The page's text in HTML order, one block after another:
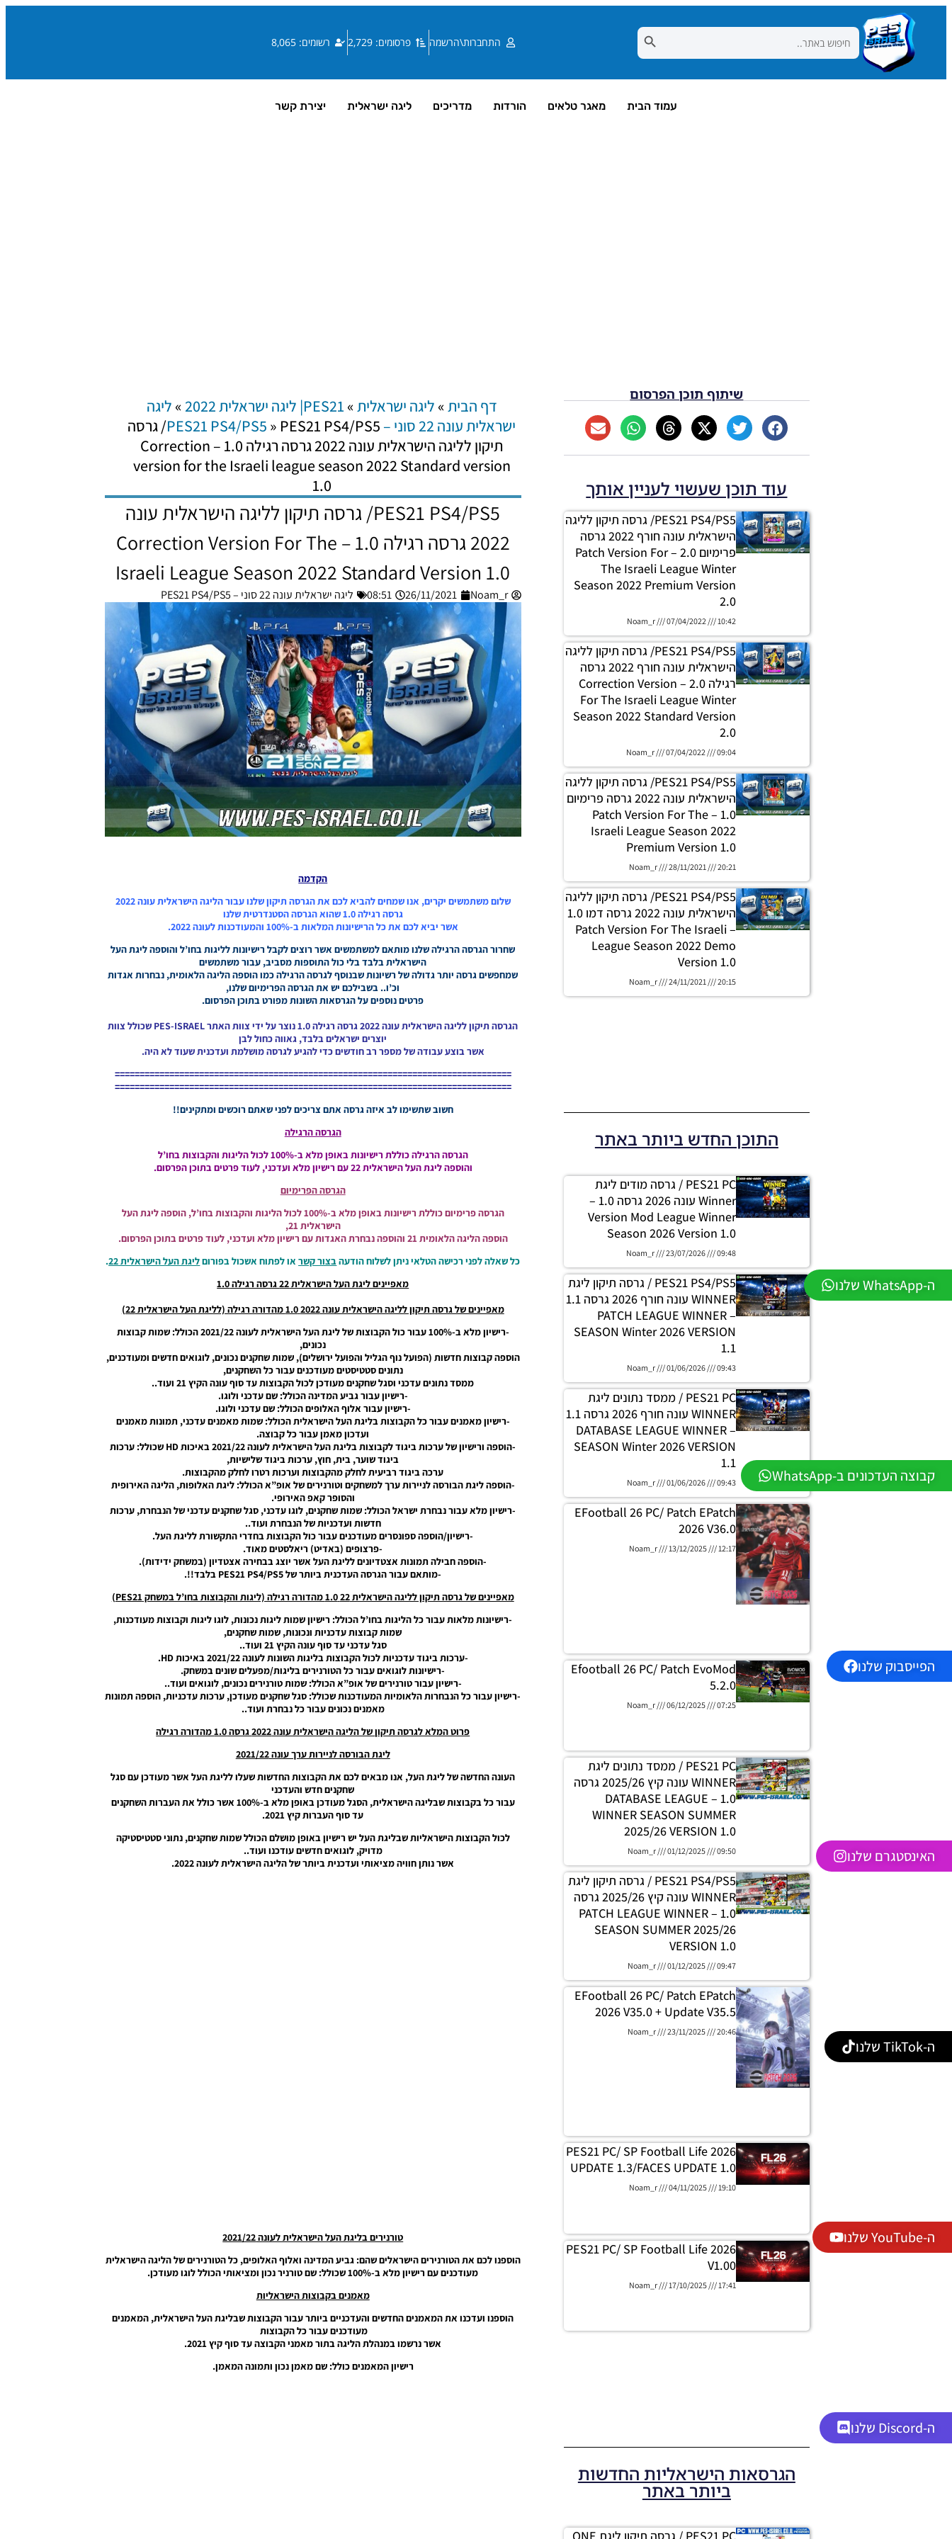
התחברות\הרשמה פרסומים: 2,729 רשומים: 8,065
Search
for:
Search Button
עמוד הבית מאגר טלאים הורדות מדריכים ליגה ישראלית יצירת קשר
ה-WhatsApp שלנו
קבוצה העדכונים ב-WhatsApp
הפייסבוק שלנו
האינסטגרם שלנו
ה-TikTok שלנו
ה-YouTube שלנו
ה-Discord שלנו
דף הבית » ליגה ישראלית » PES21| ליגה ישראלית 2022 » ליגה
ישראלית עונה 22 סוני – PES21 PS4/PS5
»
PES21 PS4/PS5/ גרסה
תיקון לליגה הישראלית עונה 2022 גרסה רגילה 1.0 – Correction
version for the Israeli league season 2022 Standard version
1.0
PES21 PS4/PS5/ גרסה תיקון לליגה הישראלית עונה
2022 גרסה רגילה 1.0 – Correction Version For The
Israeli League Season 2022 Standard Version 1.0
Noam_r
26/11/2021
08:51 ליגה ישראלית עונה 22 סוני – PES21 PS4/PS5
הקדמה
שלום משתמשים יקרים, אנו שמחים להביא לכם את הגרסה תיקון שלנו עבור הליגה הישראלית עונה 2022
גרסה רגילה 1.0 שהוא הגרסה הסטנדרטית שלנו
אשר יביא לכם את כל הרישיונות המלאות ב-100% והמעודכנות לעונה 2022.
שחרור הגרסה הרגילה שלנו מותאם למשתמשים אשר רוצים לקבל רישיונות לליגות בחו’ל והוספה ליגת העל
הישראלית בלבד בלי כול התוספות מסביב, עבור משתמשים
שמחפשים גרסה יותר גדולה של רשיונות שבנוסף לגרסה הרגילה כמו הוספה הליגה הלאומית, נבחרות אגדות
וכ’ו.. בשבילכם יש את הגרסה הפרימיום שלנו,
פרטים נוספים על הגרסאות השונות מפורט בתוכן הפרסום.
הגרסה תיקון לליגה הישראלית עונה 2022 גרסה רגילה 1.0 נוצר על ידי צוות האתר PES-ISRAEL שכולל צוות
יוצרים ישראלים בלבד, גאווה כחול לבן
אשר בוצע עבודה של מספר רב חודשים כדי להגיע לגרסה מושלמת ועדכנית שעוד לא היה.
================================================================================
================================================================================
חשוב שתשימו לב איזה גרסה אתם צריכים לפני שאתם רוכשים ומתקינים!!
הגרסה הרגילה
הגרסה הרגילה כוללת רישיונות באופן מלא ב-100% לכול הליגות והקבוצות בחו’ל
והוספה ליגת העל הישראלית 22 עם רישיון מלא ועדכני, לעוד פרטים בתוכן הפרסום.
הגרסה הפרימיום
הגרסה פרימיום כוללת רישיונות באופן מלא ב-100% לכול הליגות והקבוצות בחו’ל, הוספה ליגת העל
הישראלית 21,
הוספה הליגה הלאומית 21 והוספה נבחרת האגדות עם רישיון מלא ועדכני, לעוד פרטים בתוכן הפרסום.
כל שאלה לפני רכישה הטלאי ניתן לשלוח הודעהבצור קשראו לפתוח אשכול בפורוםליגת העל הישראלית 22
.
מאפיינים ליגת העל הישראלית 22 גרסה רגילה 1.0
מאפיינים של גרסה תיקון לליגה הישראלית עונה 2022 1.0 מהדורה רגילה (לליגת העל הישראלית 22)
-רישיון מלא ב-100% עבור כול הקבוצות של ליגת העל הישראלית לעונה 2021/22 הכולל: שמות קבוצות
נכונים,
הוספה קבוצות חדשות (הפועל נוף הגליל והפועל ירושלים), שמות שחקנים נכונים, לוגואים חדשים ומעודכנים,
נתונים סטטיסטים מעודכנים עבור כל השחקנים,
ממסד נתונים עדכני וסגל שחקנים מעודכן לכול הקבוצות עד סוף עונה הקיץ 21 ועוד..
-רישיון עבור גביע המדינה הכולל: שם עדכני ולוגו.
-רישיון עבור אלוף האלופים הכולל: שם עדכני ולוגו.
-רישיון מאמנים עבור כל הקבוצות בליגת העל הישראלית הכולל: שמות מאמנים עדכני, תמונות מאמנים
ועדכון מאמן עבור כל קבוצה.
-הוספה ורישיון של ערכות ביגוד לקבוצות בליגת העל הישראלית לעונה 2021/22 באיכות HD שכולל: ערכות
ביגוד שוער, בית, חוץ, ערכות ביגוד שלישיות,
ערכה ביגוד רביעית לחלק מהקבוצות וערכות רטרו לחלק מהקבוצות.
-הוספה ליגת הבורסה לניירות ערך למשחקים וטורנירים של אופ”א הכולל: ליגת האלופות, הליגה האירופית
והסופר קאפ האירופי.
-רישיון מלא עבור נבחרת ישראל הכולל: שמות שחקנים, לוגו עדכני, סגל שחקנים עדכני של הנבחרת, ערכות
חדשות ועדכניות של הנבחרת ועוד..
-רישיון/הוספה ספונסרים מעודכנים עבור כול הקבוצות בחדרי התקשורת לליגת העל.
-פרצופים (באדיט) ריאלסטים מאוד.
-הוספה חבילה תמונות אצטדיונים לליגת העל אשר יוצג בבחירה אצטדיון (במשחק ידידות).
-מותאם עבור הגרסה העדכנית ביותר של PES21 PS4/PS5 בלבד!!.
מאפיינים של גרסה תיקון לליגה הישראלית 22 1.0 מהדורה רגילה (ליגות והקבוצות בחו’ל במשחק PES21)
-רישיונות מלאות עבור כל הליגות בחו’ל הכולל: רישיון שמות ליגות נכונות, לוגו ליגות וקבוצות מעודכנות,
שמות קבוצות עדכניות ונכונות, שמות שחקנים,
סגל עדכני עד סוף עונה הקיץ 21 ועוד..
-ערכות ביגוד עדכניות לכול הקבוצות בליגות השונות לעונה 2021/22 באיכות HD.
-רישיונות לוגואים עבור כל הטורנירים בליגות/מפעלים שונים במשחק.
-רישיון עבור טורנירים של אופ”א הכולל: שמות טורנירים נכונים, לוגואים ועוד..
-רישיון עבור כל הנבחרות הלאומיות המעודכנות שכולל: סגל שחקנים מעודכן, ערכות עדכניות, הוספה תמונות
מאמנים נכונים עבור כל נבחרת ועוד..
פרוט המלא לגרסה תיקון של הליגה הישראלית עונה 2022 גרסה 1.0 מהדורה רגילה
ליגת הבורסה לניירות ערך עונה 2021/22
העונה החדשה של ליגת העל, אנו מבאים לכם את הקבוצות החדשות שעלו לליגת העל אשר מעודכן עם סגל
שחקנים חדש והעדכני
עבור כל בקבוצות שבליגה הישראלית, הסגל מעודכן באופן מלא ב-100% אשר כולל את העברות השחקנים
עד סוף העברות קיץ 2021.
לכול הקבוצות הישראליות שבליגת העל יש רישיון באופן מושלם הכולל שמות שחקנים, נתוני סטטיסטיקה
מדויק, לוגואים חדשים עודכנו ועוד..
אשר נותן חוויה מציאותי ועדכנית ביותר של הליגה הישראלית לעונה 2022.
טורנירים בליגת העל הישראלית לעונה 2021/22
הוספנו לכם את הטורנירים הישראלים שהם: גביע המדינה ואלוף האלופים, כל הטורנירים של הליגה הישראלית
מעודכנים עם רישיון מלא ב-100% שכולל: שם טורניר נכון ומציאותי הכולל לוגו מעודכן.
מאמנים בקבוצות הישראליות
הוספנו ועדכנו את המאמנים החדשים והעדכניים ביותר עבור הקבוצות שבליגת העל הישראלית, המאמנים
מעודכנים עבור כל הקבוצות
אשר נרשמו במנהלת הליגה בתור מאמני הקבוצה עד סוף קיץ 2021.
רישיון המאמנים כולל: שם מאמן נכון ותמונה המאמן.
שיתוף תוכן הפרסום
עוד תוכן שעשוי לעניין אותך
PES21 PS4/PS5/ גרסה תיקון לליגה
הישראלית עונה חורף 2022 גרסה
פרימיום 2.0 – Patch Version For
The Israeli League Winter
Season 2022 Premium Version
2.0
Noam_r 07/04/2022 10:42
PES21 PS4/PS5/ גרסה תיקון לליגה
הישראלית עונה חורף 2022 גרסה
רגילה 2.0 – Correction Version
For The Israeli League Winter
Season 2022 Standard Version
2.0
Noam_r 07/04/2022 09:04
PES21 PS4/PS5/ גרסה תיקון לליגה
הישראלית עונה 2022 גרסה פרימיום
1.0 – Patch Version For The
Israeli League Season 2022
Premium Version 1.0
Noam_r 28/11/2021 20:21
PES21 PS4/PS5/ גרסה תיקון לליגה
הישראלית עונה 2022 גרסה דמו 1.0
– Patch Version For The Israeli
League Season 2022 Demo
Version 1.0
Noam_r 24/11/2021 20:15
התוכן החדש ביותר באתר
PES21 PC / גרסה מודים ליגת
Winner עונה 2026 גרסה 1.0 –
Version Mod League Winner
Season 2026 Version 1.0
Noam_r 23/07/2026 09:48
PES21 PS4/PS5 / גרסה תיקון ליגת
WINNER עונה חורף 2026 גרסה 1.1
– PATCH LEAGUE WINNER
SEASON Winter 2026 VERSION
1.1
Noam_r 01/06/2026 09:43
PES21 PC / ממסד נתונים ליגת
WINNER עונה חורף 2026 גרסה 1.1
– DATABASE LEAGUE WINNER
SEASON Winter 2026 VERSION
1.1
Noam_r 01/06/2026 09:43
EFootball 26 PC/ Patch EPatch
2026 V36.0
Noam_r 13/12/2025 12:17
Efootball 26 PC/ Patch EvoMod
5.2.0
Noam_r 06/12/2025 07:25
PES21 PC / ממסד נתונים ליגת
WINNER עונה קיץ 2025/26 גרסה
1.0 – DATABASE LEAGUE
WINNER SEASON SUMMER
2025/26 VERSION 1.0
Noam_r 01/12/2025 09:50
PES21 PS4/PS5 / גרסה תיקון ליגת
WINNER עונה קיץ 2025/26 גרסה
1.0 – PATCH LEAGUE WINNER
SEASON SUMMER 2025/26
VERSION 1.0
Noam_r 01/12/2025 09:47
EFootball 26 PC/ Patch EPatch
2026 V35.0 + Update V35.5
Noam_r 23/11/2025 20:46
PES21 PC/ SP Football Life 2026
UPDATE 1.3/FACES UPDATE 1.0
Noam_r 04/11/2025 19:10
PES21 PC/ SP Football Life 2026
V1.00
Noam_r 17/10/2025 17:41
הגרסאות הישראליות החדשות
ביותר באתר